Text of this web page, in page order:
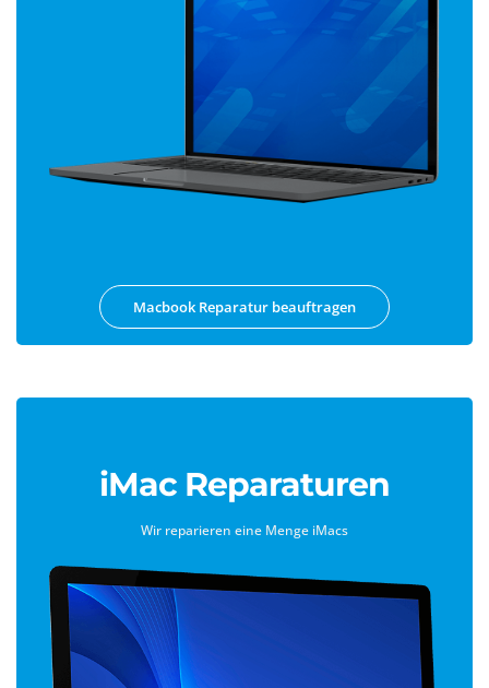
Macbook Reparatur beauftragen
iMac Reparaturen
Wir reparieren eine Menge iMacs